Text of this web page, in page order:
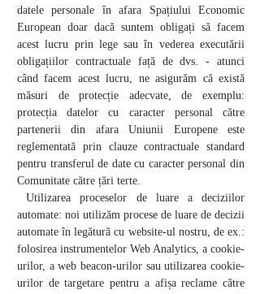
datele personale în afara Spațiului Economic
European doar dacă suntem obligați să facem
acest lucru prin lege sau în vederea executării
obligațiilor contractuale față de dvs. - atunci
când facem acest lucru, ne asigurăm că există
măsuri de protecție adecvate, de exemplu:
protecția datelor cu caracter personal către
partenerii din afara Uniunii Europene este
reglementată prin clauze contractuale standard
pentru transferul de date cu caracter personal din
Comunitate către țări terte.
Utilizarea proceselor de luare a deciziilor
automate: noi utilizăm procese de luare de decizii
automate în legătură cu website-ul nostru, de ex.:
folosirea instrumentelor Web Analytics, a cookie-
urilor, a web beacon-urilor sau utilizarea cookie-
urilor de targetare pentru a afișa reclame către